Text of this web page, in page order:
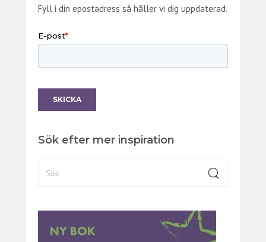
Fyll i din epostadress så håller vi dig uppdaterad.
Sök efter mer inspiration